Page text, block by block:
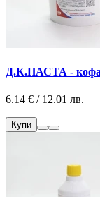
Д.К.ПАСТА - кофа
6.14 € / 12.01 лв.
Купи